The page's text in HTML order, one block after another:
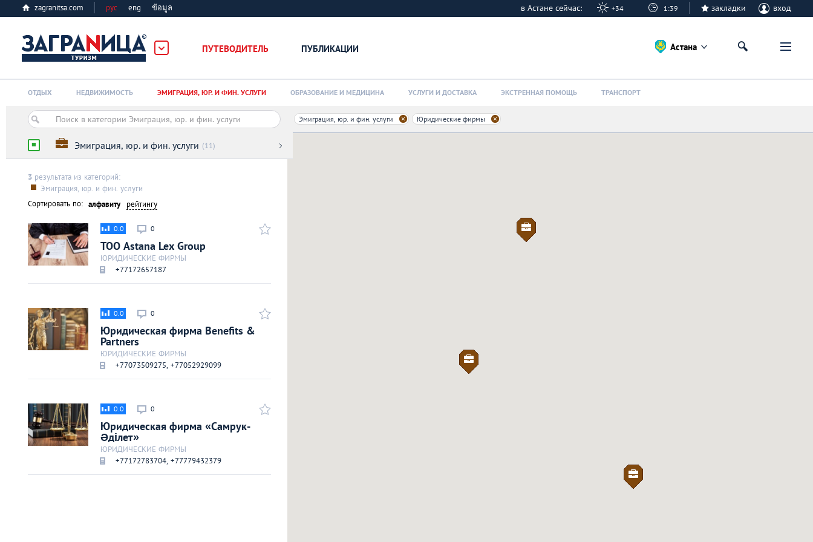
zagranitsa.com рус eng ข้อมูล в Астане сейчас: +34 1:39 закладки вход
ПУТЕВОДИТЕЛЬ ПУБЛИКАЦИИ
Алматы
Астана
Афины
Лондон
Лос-Анджелес
Москва
Париж
Паттайя
Пхукет
Астана
ОТДЫХ НЕДВИЖИМОСТЬ ЭМИГРАЦИЯ, ЮР. И ФИН. УСЛУГИ ОБРАЗОВАНИЕ И МЕДИЦИНА УСЛУГИ И ДОСТАВКА ЭКСТРЕННАЯ ПОМОЩЬ ТРАНСПОРТ
Эмиграция, юр. и фин. услуги (11)
3 результата из категорий:
Эмиграция, юр. и фин. услуги
Сортировать по: алфавиту рейтингу
0
0.0
ТОО Astana Lex Group
ЮРИДИЧЕСКИЕ ФИРМЫ
+77172657187
0
0.0
Юридическая фирма Benefits &
Partners
ЮРИДИЧЕСКИЕ ФИРМЫ
+77073509275, +77052929099
0
0.0
Юридическая фирма «Самрук-
Әділет»
ЮРИДИЧЕСКИЕ ФИРМЫ
+77172783704, +77779432379
Эмиграция, юр. и фин. услуги Юридические фирмы